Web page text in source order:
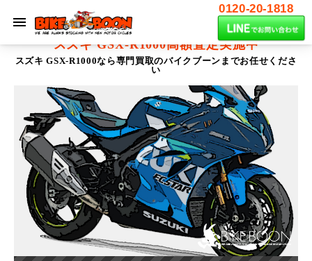
0120-20-1818
スズキ GSX-R1000高額査定実施中
スズキ GSX-R1000なら専門買取のバイクブーンまでお任せくださ
い